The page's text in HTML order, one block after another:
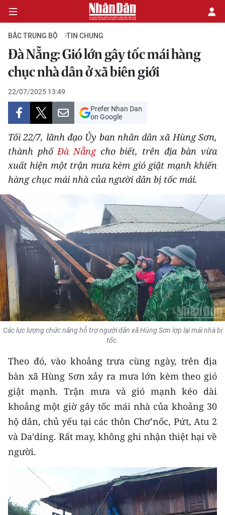
CHÍNH TRỊ
KINH TẾ
VĂN HÓA
XÃ HỘI
PHÁP LUẬT
THẾ GIỚI
THỂ THAO
GIÁO DỤC
Y TẾ
KHOA HỌC - CÔNG NGHỆ
MÔI TRƯỜNG
BẠN ĐỌC
KIỂM CHỨNG THÔNG TIN
TRI THỨC CHUYÊN SÂU
54 DÂN TỘC VIỆT NAM
CHƯƠNG TRÌNH OCOP - MỖI XÃ
MỘT SẢN PHẨM
RADIO
BẮC TRUNG BỘ TIN CHUNG
Đà Nẵng: Gió lớn gây tốc mái hàng
chục nhà dân ở xã biên giới
22/07/2025 13:49
Prefer Nhan Dan
on Google
Tối 22/7, lãnh đạo Ủy ban nhân dân xã Hùng Sơn,
thành phốĐà Nẵngcho biết, trên địa bàn vừa
xuất hiện một trận mưa kèm gió giật mạnh khiến
hàng chục mái nhà của người dân bị tốc mái.
Các lực lượng chức năng hỗ trợ người dân xã Hùng Sơn lợp lại mái nhà bị
tốc.
Theo đó, vào khoảng trưa cùng ngày, trên địa
bàn xã Hùng Sơn xảy ra mưa lớn kèm theo gió
giật mạnh. Trận mưa và gió mạnh kéo dài
khoảng một giờ gây tốc mái nhà của khoảng 30
hộ dân, chủ yếu tại các thôn Chơ’nốc, Pứt, Atu 2
và Da’ding. Rất may, không ghi nhận thiệt hại về
người.